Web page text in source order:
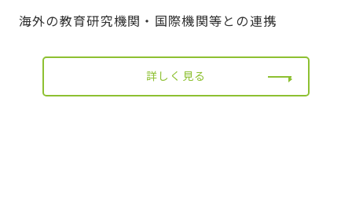
海外の教育研究機関・国際機関等との連携
詳しく見る